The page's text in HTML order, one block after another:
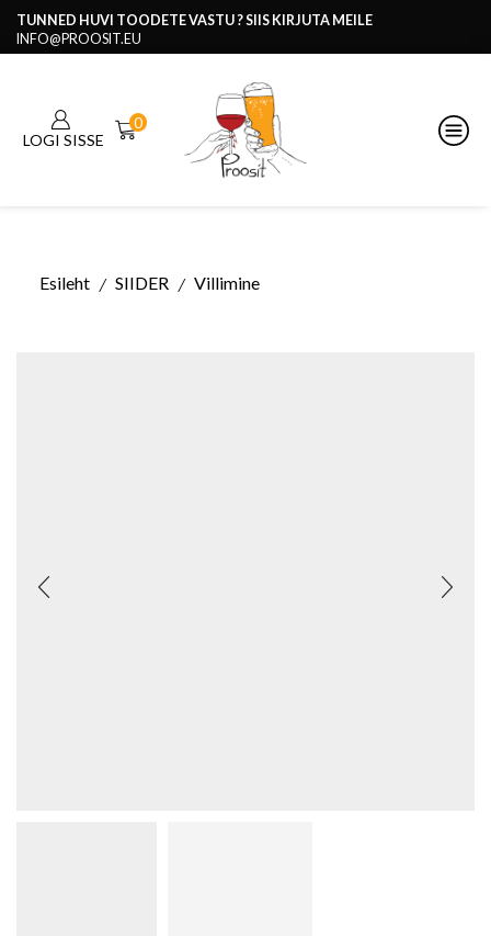
TUNNED HUVI TOODETE VASTU ? SIIS KIRJUTA MEILE
INFO@PROOSIT.EU
LOGI SISSE
0
Esileht / SIIDER / Villimine